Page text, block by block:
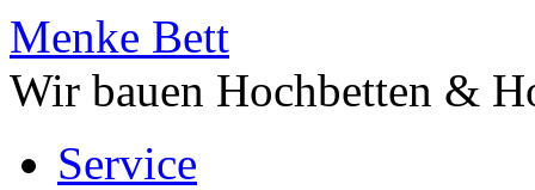
Menke Bett
Wir bauen Hochbetten &
Service